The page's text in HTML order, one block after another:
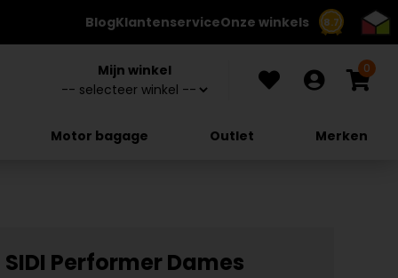
8.7
BlogKlantenserviceOnze winkels
Mijn winkel 0
Motor bagage Outlet Merken
SIDI Performer Dames